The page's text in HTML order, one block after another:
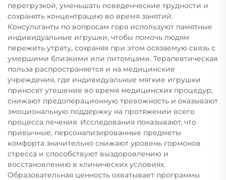
перегрузкой, уменьшать поведенческие трудности и
сохранять концентрацию во время занятий.
Консультанты по вопросам горя используют памятные
индивидуальные игрушки, чтобы помочь людям
пережить утрату, сохраняя при этом осязаемую связь с
умершими близкими или питомцами. Терапевтическая
польза распространяется и на медицинские
учреждения, где индивидуальные мягкие игрушки
приносят утешение во время медицинских процедур,
снижают предоперационную тревожность и оказывают
эмоциональную поддержку на протяжении всего
процесса лечения. Исследования показывают, что
привычные, персонализированные предметы
комфорта значительно снижают уровень гормонов
стресса и способствуют выздоровлению и
восстановлению в клинических условиях.
Образовательная ценность охватывает программы